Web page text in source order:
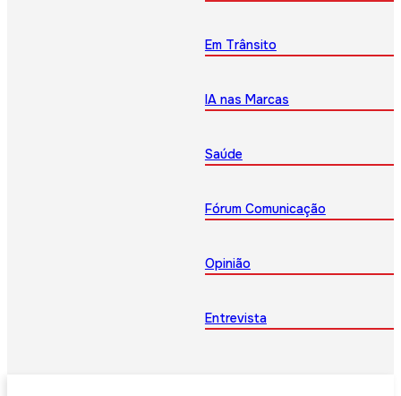
Em Trânsito
IA nas Marcas
Saúde
Fórum Comunicação
Opinião
Entrevista